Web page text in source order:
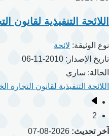
اللائحة التنفيذية لقانون
نوع الوثيقة: لائحة
تاريخ الإصدار: 2010-11-06
الحالة: ساري
اللائحة التنفيذية لقانون التجارة
ترقيم
الصفحات
الصفحة
السابقة
2
آخر تحديث: